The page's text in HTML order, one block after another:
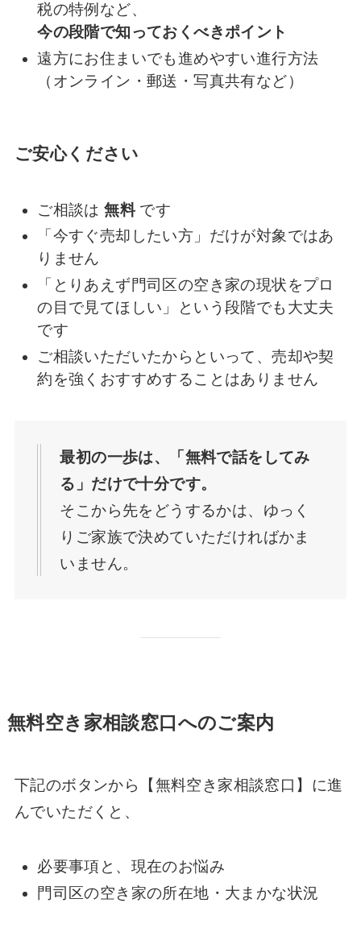
税の特例など、
今の段階で知っておくべきポイント
遠方にお住まいでも進めやすい進行方法
（オンライン・郵送・写真共有など）
ご安心ください
ご相談は無料です
「今すぐ売却したい方」だけが対象ではあ
りません
「とりあえず門司区の空き家の現状をプロ
の目で見てほしい」という段階でも大丈夫
です
ご相談いただいたからといって、売却や契
約を強くおすすめすることはありません
最初の一歩は、「無料で話をしてみ
る」だけで十分です。
そこから先をどうするかは、ゆっく
りご家族で決めていただければかま
いません。
無料空き家相談窓口へのご案内
下記のボタンから【無料空き家相談窓口】に進
んでいただくと、
必要事項と、現在のお悩み
門司区の空き家の所在地・大まかな状況